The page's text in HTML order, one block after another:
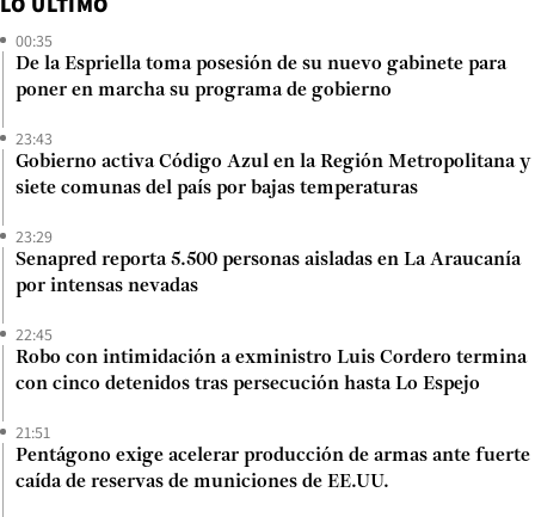
00:35
De la Espriella toma posesión de su nuevo gabinete para
poner en marcha su programa de gobierno
23:43
Gobierno activa Código Azul en la Región Metropolitana y
siete comunas del país por bajas temperaturas
23:29
Senapred reporta 5.500 personas aisladas en La Araucanía
por intensas nevadas
22:45
Robo con intimidación a exministro Luis Cordero termina
con cinco detenidos tras persecución hasta Lo Espejo
21:51
Pentágono exige acelerar producción de armas ante fuerte
caída de reservas de municiones de EE.UU.